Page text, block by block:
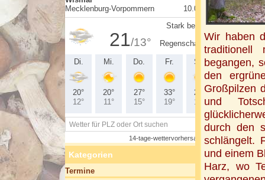
Wir haben
traditionell
begangen,
den
Großpilzen
und
durch den
schlängelt.
und einem
Harz, wo
Kategorien
Termine